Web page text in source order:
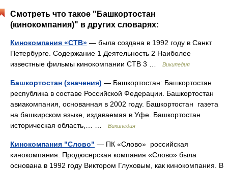
Смотреть что такое "Башкортостан
(кинокомпания)" в других словарях:
Кинокомпания «СТВ» — была создана в 1992 году в Санкт
Петербурге. Содержание 1 Деятельность 2 Наиболее
известные фильмы кинокомпании СТВ 3 …
Википедия
Башкортостан (значения) — Башкортостан: Башкортостан
республика в составе Российской Федерации. Башкортостан
авиакомпания, основанная в 2002 году. Башкортостан газета
на башкирском языке, издаваемая в Уфе. Башкортостан
историческая область,… …
Википедия
Кинокомпания "Слово" — ПК «Слово» российская
кинокомпания. Продюсерская компания «Слово» была
основана в 1992 году Виктором Глуховым, как кинокомпания. В